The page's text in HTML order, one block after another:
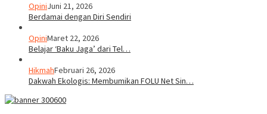
OpiniJuni 21, 2026
Berdamai dengan Diri Sendiri
OpiniMaret 22, 2026
Belajar ‘Baku Jaga’ dari Tel…
HikmahFebruari 26, 2026
Dakwah Ekologis: Membumikan FOLU Net Sin…